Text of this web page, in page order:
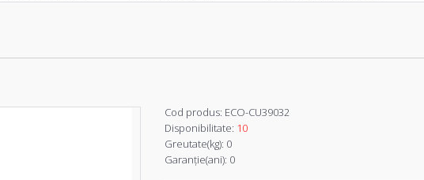
Cod produs: ECO-CU39032
Disponibilitate: 10
Greutate(kg): 0
Garanţie(ani): 0